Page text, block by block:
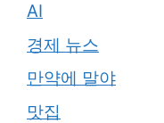
AI
경제 뉴스
만약에 말야
맛집